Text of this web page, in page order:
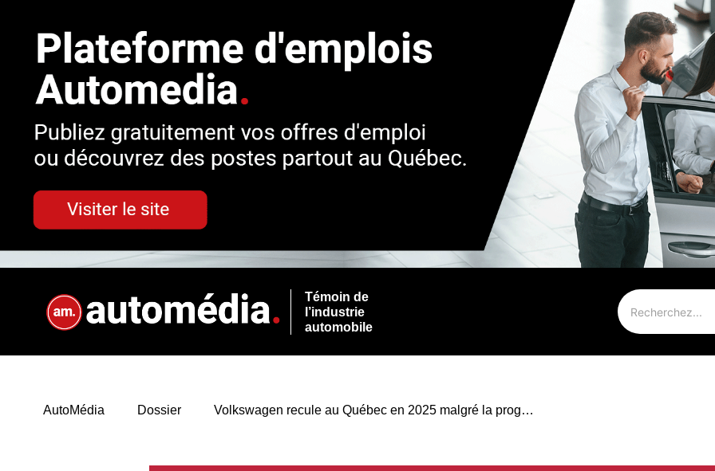
Témoin de
l’industrie
automobile
AutoMédia Dossier Volkswagen recule au Québec en 2025 malgré la progression de ses VUS à essence